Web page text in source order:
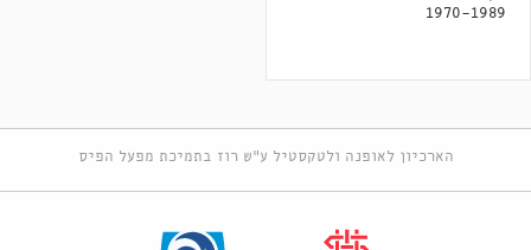
1970-1989
הארכיון לאופנה ולטקסטיל ע"ש רוז בתמיכת מפעל הפיס